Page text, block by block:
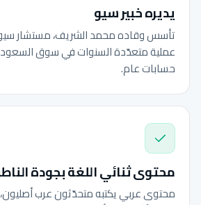
يديره خبير سيو
تأسس وقاده محمد الشريف، مستشار سيو
عملية متعدّدة السنوات في سوق
حسابات عام.
محتوى ثنائي اللغة بجودة
محتوى عربي يكتبه متحدّثون عرب